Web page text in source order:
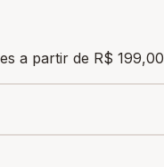
a partir de R$ 199,00
garantir a bolsa de